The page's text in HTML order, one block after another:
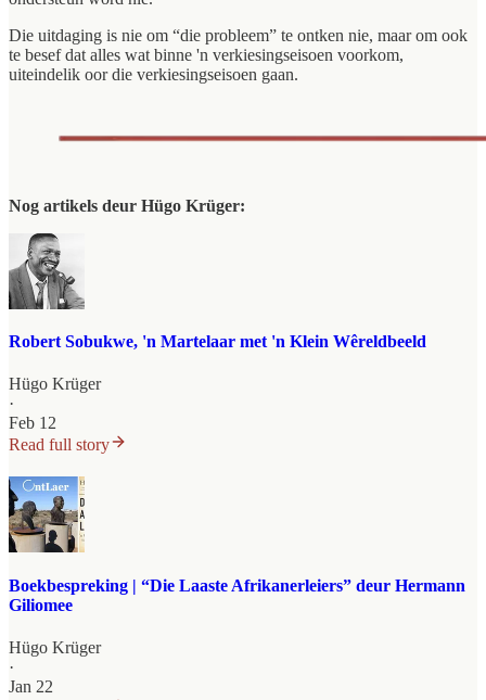
Die uitdaging is nie om “die probleem” te ontken nie, maar om ook
te besef dat alles wat binne 'n verkiesingseisoen voorkom,
uiteindelik oor die verkiesingseisoen gaan.
Nog artikels deur Hügo Krüger:
Robert Sobukwe, 'n Martelaar met 'n Klein Wêreldbeeld
Hügo Krüger
·
Feb 12
Read full story
Boekbespreking | “Die Laaste Afrikanerleiers” deur Hermann
Giliomee
Hügo Krüger
·
Jan 22